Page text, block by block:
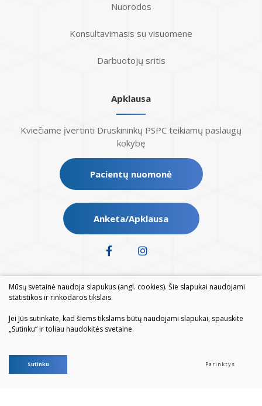
Nuorodos
Konsultavimasis su visuomene
Darbuotojų sritis
Apklausa
Kviečiame įvertinti Druskininkų PSPC teikiamų paslaugų
kokybę
Pacientų nuomonė
Anketa/Apklausa
Mūsų svetainė naudoja slapukus (angl. cookies). Šie slapukai naudojami
statistikos ir rinkodaros tikslais.
Jei Jūs sutinkate, kad šiems tikslams būtų naudojami slapukai, spauskite
„Sutinku“ ir toliau naudokitės svetaine.
Sutinku Parinktys